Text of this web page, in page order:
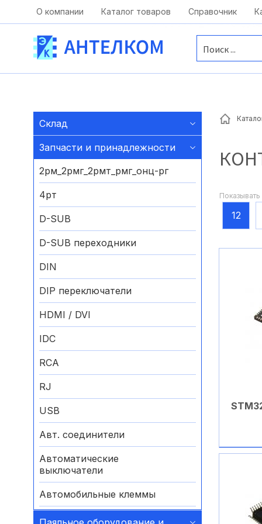
Москва, ул. Московская, д.1 офис 1
О компании Каталог товаров Справочник
Склад
Запчасти и принадлежности
2рм_2рмг_2рмт_рмг_онц-рг
4рт
D-SUB
D-SUB переходники
DIN
DIP переключатели
HDMI / DVI
IDC
RCA
RJ
USB
Авт. соединители
Автоматические
выключатели
Автомобильные клеммы
Аккумуляторные батареи
Показывать
12